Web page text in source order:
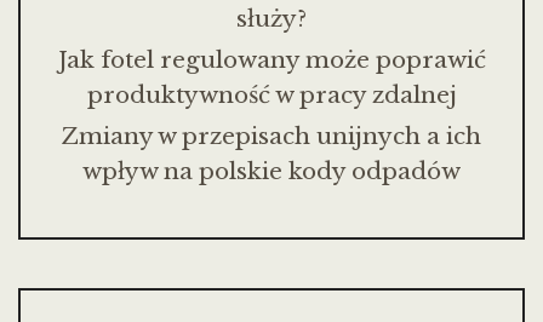
służy?
Jak fotel regulowany może poprawić
produktywność w pracy zdalnej
Zmiany w przepisach unijnych a ich
wpływ na polskie kody odpadów